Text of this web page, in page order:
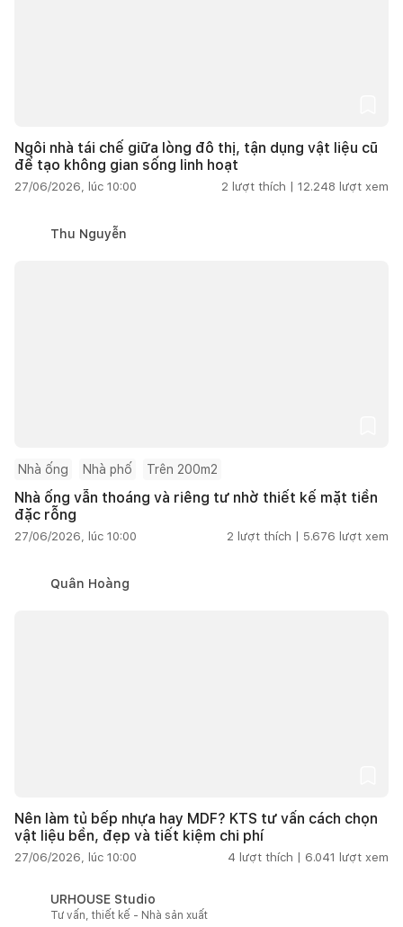
Ngôi nhà tái chế giữa lòng đô thị, tận dụng vật liệu cũ
để tạo không gian sống linh hoạt
27/06/2026, lúc 10:00 2 lượt thích | 12.248 lượt xem
Thu Nguyễn
Nhà ống Nhà phố Trên 200m2
Nhà ống vẫn thoáng và riêng tư nhờ thiết kế mặt tiền
đặc rỗng
27/06/2026, lúc 10:00 2 lượt thích | 5.676 lượt xem
Quân Hoàng
Nên làm tủ bếp nhựa hay MDF? KTS tư vấn cách chọn
vật liệu bền, đẹp và tiết kiệm chi phí
27/06/2026, lúc 10:00 4 lượt thích | 6.041 lượt xem
URHOUSE Studio
Tư vấn, thiết kế - Nhà sản xuất